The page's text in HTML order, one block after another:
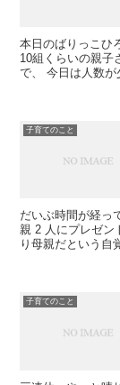
本日のばりっこひ
10組くらいの親子さん。 ほとんどが息子と同じ
で、 今日は人数が少なかったおかげで周りの方とも話しやすかった
子育てのこと
だいぶ時間が経ってし
親 2 人にプレゼン
り母親だという自
子育てのこと